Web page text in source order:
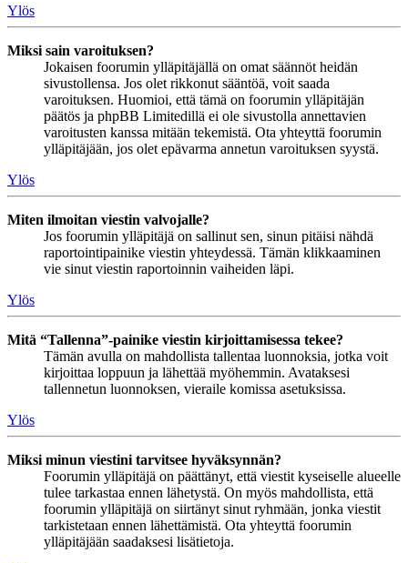
Ylös
Miksi sain varoituksen?
Jokaisen foorumin ylläpitäjällä on omat säännöt heidän
sivustollensa. Jos olet rikkonut sääntöä, voit saada
varoituksen. Huomioi, että tämä on foorumin ylläpitäjän
päätös ja phpBB Limitedillä ei ole sivustolla annettavien
varoitusten kanssa mitään tekemistä. Ota yhteyttä foorumin
ylläpitäjään, jos olet epävarma annetun varoituksen syystä.
Ylös
Miten ilmoitan viestin valvojalle?
Jos foorumin ylläpitäjä on sallinut sen, sinun pitäisi nähdä
raportointipainike viestin yhteydessä. Tämän klikkaaminen
vie sinut viestin raportoinnin vaiheiden läpi.
Ylös
Mitä “Tallenna”-painike viestin kirjoittamisessa tekee?
Tämän avulla on mahdollista tallentaa luonnoksia, jotka voit
kirjoittaa loppuun ja lähettää myöhemmin. Avataksesi
tallennetun luonnoksen, vieraile komissa asetuksissa.
Ylös
Miksi minun viestini tarvitsee hyväksynnän?
Foorumin ylläpitäjä on päättänyt, että viestit kyseiselle alueelle
tulee tarkastaa ennen lähetystä. On myös mahdollista, että
foorumin ylläpitäjä on siirtänyt sinut ryhmään, jonka viestit
tarkistetaan ennen lähettämistä. Ota yhteyttä foorumin
ylläpitäjään saadaksesi lisätietoja.